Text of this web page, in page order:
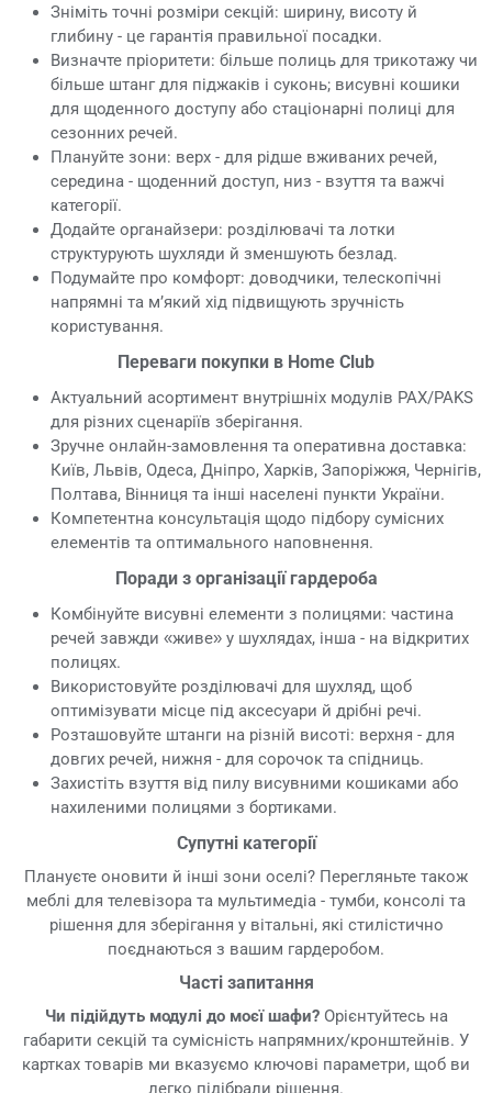
Зніміть точні розміри секцій: ширину, висоту й
глибину - це гарантія правильної посадки.
Визначте пріоритети: більше полиць для трикотажу чи
більше штанг для піджаків і суконь; висувні кошики
для щоденного доступу або стаціонарні полиці для
сезонних речей.
Плануйте зони: верх - для рідше вживаних речей,
середина - щоденний доступ, низ - взуття та важчі
категорії.
Додайте органайзери: розділювачі та лотки
структурують шухляди й зменшують безлад.
Подумайте про комфорт: доводчики, телескопічні
напрямні та м’який хід підвищують зручність
користування.
Переваги покупки в Home Club
Актуальний асортимент внутрішніх модулів PAX/PAKS
для різних сценаріїв зберігання.
Зручне онлайн-замовлення та оперативна доставка:
Київ, Львів, Одеса, Дніпро, Харків, Запоріжжя, Чернігів,
Полтава, Вінниця та інші населені пункти України.
Компетентна консультація щодо підбору сумісних
елементів та оптимального наповнення.
Поради з організації гардероба
Комбінуйте висувні елементи з полицями: частина
речей завжди «живе» у шухлядах, інша - на відкритих
полицях.
Використовуйте розділювачі для шухляд, щоб
оптимізувати місце під аксесуари й дрібні речі.
Розташовуйте штанги на різній висоті: верхня - для
довгих речей, нижня - для сорочок та спідниць.
Захистіть взуття від пилу висувними кошиками або
нахиленими полицями з бортиками.
Супутні категорії
Плануєте оновити й інші зони оселі? Перегляньте також
меблі для телевізора та мультимедіа - тумби, консолі та
рішення для зберігання у вітальні, які стилістично
поєднаються з вашим гардеробом.
Часті запитання
Чи підійдуть модулі до моєї шафи?Орієнтуйтесь на
габарити секцій та сумісність напрямних/кронштейнів. У
картках товарів ми вказуємо ключові параметри, щоб ви
легко підібрали рішення.